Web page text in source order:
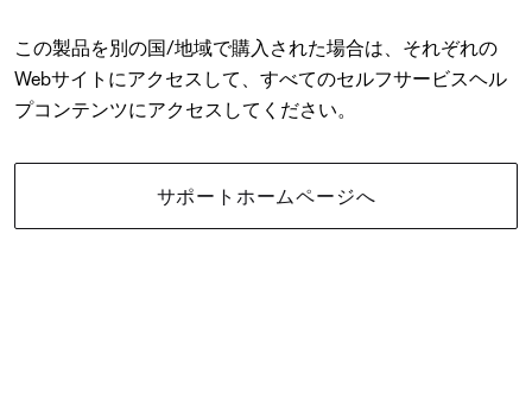
この製品を別の国/地域で購入された場合は、それぞれの
Webサイトにアクセスして、すべてのセルフサービスヘル
プコンテンツにアクセスしてください。
サポートホームページへ